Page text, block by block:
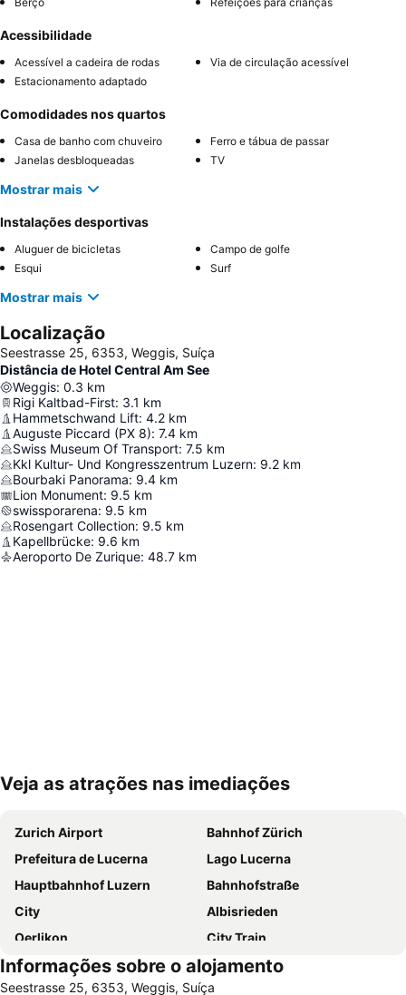
Acessibilidade
Acessível a cadeira de rodas
Via de circulação acessível
Estacionamento adaptado
Comodidades nos quartos
Casa de banho com chuveiro
Ferro e tábua de passar
Janelas desbloqueadas
TV
Mostrar mais
Instalações desportivas
Aluguer de bicicletas
Campo de golfe
Esqui
Surf
Mostrar mais
Localização
Seestrasse 25, 6353, Weggis, Suíça
Distância de Hotel Central Am See
Weggis: 0.3 km
Rigi Kaltbad-First: 3.1 km
Hammetschwand Lift: 4.2 km
Auguste Piccard (PX 8): 7.4 km
Swiss Museum Of Transport: 7.5 km
Kkl Kultur- Und Kongresszentrum Luzern: 9.2 km
Bourbaki Panorama: 9.4 km
Lion Monument: 9.5 km
swissporarena: 9.5 km
Rosengart Collection: 9.5 km
Kapellbrücke: 9.6 km
Aeroporto De Zurique: 48.7 km
Ampliar mapa
Veja as atrações nas imediações
Zurich Airport
Bahnhof Zürich
Prefeitura de Lucerna
Lago Lucerna
Hauptbahnhof Luzern
Bahnhofstraße
City
Albisrieden
Oerlikon
City Train
Hallenstadion
Enge
Luzerner Fasnacht
Zollikon Train Station
Informações sobre o alojamento
Seestrasse 25, 6353, Weggis, Suíça